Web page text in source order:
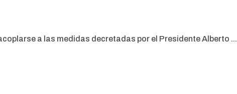
a las medidas decretadas por el Presidente Alberto ...